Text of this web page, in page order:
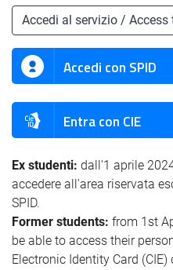
Accedi al servizio / Access
Accedi con SPID
Entra con CIE
Ex studenti: dall'1 aprile
accedere all'area riservata
SPID.
Former students: from 1st
be able to access their
Electronic Identity Card